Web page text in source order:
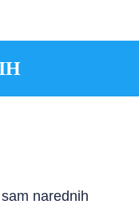
narednih